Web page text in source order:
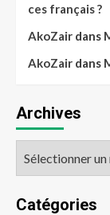
ces français ?
AkoZair dans
AkoZair dans
Archives
Catégories